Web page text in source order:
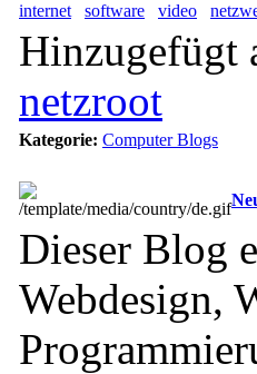
internet software video
Hinzugefügt
netzroot
Kategorie: Computer Blogs
Dieser Blog
Webdesign,